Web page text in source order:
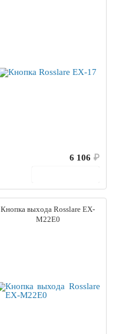
6 106 ₽
Кнопка выхода Rosslare EX-
M22E0